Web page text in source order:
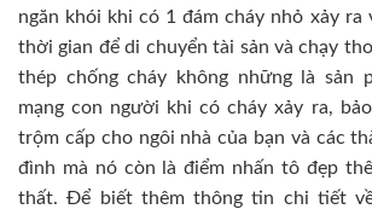
ngăn khói khi có 1 đám cháy nhỏ xảy ra
thời gian để di chuyển tài sản và chạy
thép chống cháy không những là sản
mạng con người khi có cháy xảy ra,
trộm cấp cho ngôi nhà của bạn và các
đình mà nó còn là điểm nhấn tô đẹp
thất. Để biết thêm thông tin chi tiết